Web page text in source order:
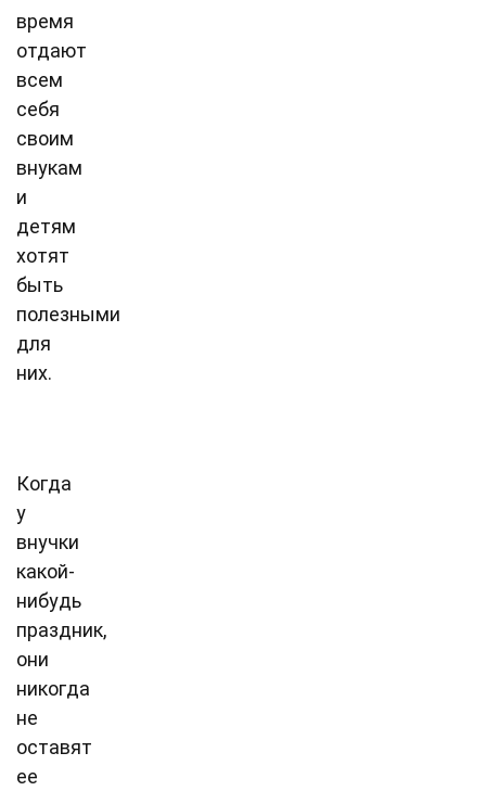
время
отдают
всем
себя
своим
внукам
и
детям
хотят
быть
полезными
для
них.
Когда
у
внучки
какой-
нибудь
праздник,
они
никогда
не
оставят
ее